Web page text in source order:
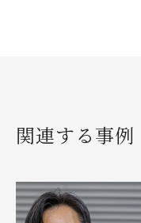
関連する事例